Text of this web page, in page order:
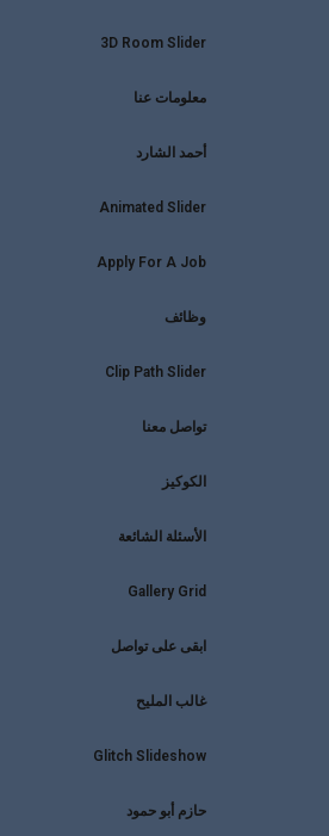
3D Room Slider
معلومات عنا
أحمد الشارد
Animated Slider
Apply For A Job
وظائف
Clip Path Slider
تواصل معنا
الكوكيز
الأسئلة الشائعة
Gallery Grid
ابقى على تواصل
غالب المليح
Glitch Slideshow
حازم أبو حمود